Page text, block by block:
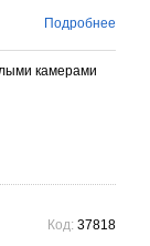
Подробнее
камерами
Код: 37818